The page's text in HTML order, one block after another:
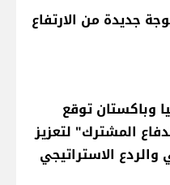
جديدة من الارتفاع
وباكستان توقع
المشترك" لتعزيز
والردع الاستراتيجي